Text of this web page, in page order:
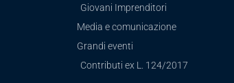
Giovani Imprenditori
Media e comunicazione
Grandi eventi
Contributi ex L. 124/2017